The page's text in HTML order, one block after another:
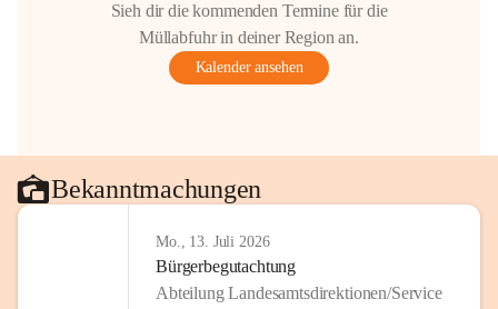
Sieh dir die kommenden Termine für die
Müllabfuhr in deiner Region an.
Kalender ansehen
Bekanntmachungen
Mo., 13. Juli 2026
Bürgerbegutachtung
Abteilung Landesamtsdirektionen/Service